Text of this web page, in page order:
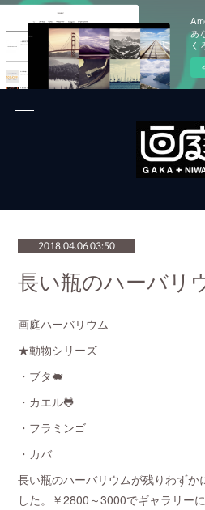
あ
く
2018.04.06 03:50
長い瓶のハーバリ
画庭ハーバリウム
★動物シリーズ
・ブタ🐖
・カエル🐸
・フラミンゴ
・カバ
長い瓶のハーバリウムが残りわずか
した。￥2800～3000でギャラリー